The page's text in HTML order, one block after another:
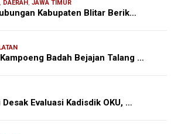
, DAERAH, JAWA TIMUR
Kabupaten Blitar Berik…
Badah Bejajan Talang …
Evaluasi Kadisdik OKU, …